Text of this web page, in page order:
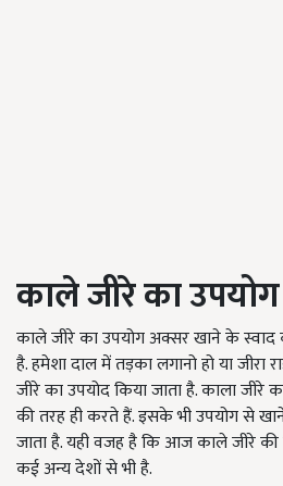
काले जीरे का उपयोग
काले जीरे का उपयोग अक्सर खाने के स्वाद
है. हमेशा दाल में तड़का लगानो हो या जीरा
जीरे का उपयोद किया जाता है. काला जीरे
की तरह ही करते हैं. इसके भी उपयोग से
जाता है. यही वजह है कि आज काले जीरे
कई अन्य देशों से भी है.